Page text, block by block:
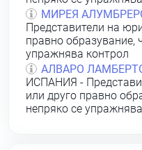
МИРЕЯ
Представители на
правно образувание,
упражнява контрол
АЛВАРО
ИСПАНИЯ -
или друго правно
непряко се